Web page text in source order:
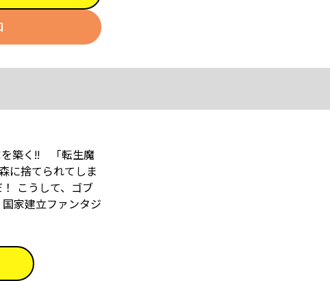
を築く!! 「転生魔
に捨てられてしま
こうして、ゴブ
家建立ファンタジ